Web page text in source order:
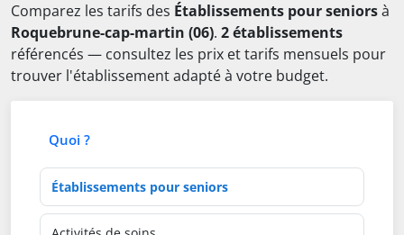
Comparez les tarifs des Établissements pour seniorsà
Roquebrune-cap-martin (06). 2 établissements
référencés — consultez les prix et tarifs mensuels pour
trouver l'établissement adapté à votre budget.
Quoi ?
Type d'établissement
Activités de soins